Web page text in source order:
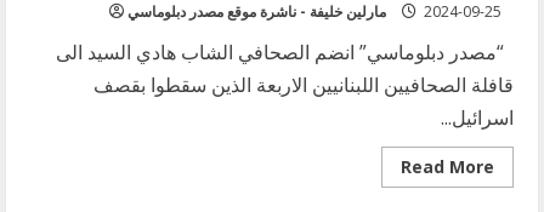
مارلين خليفة - ناشرة موقع مصدر دبلوماسي 2024-09-25
“مصدر دبلوماسي” انضم الصحافي الشاب هادي السيد الى
قافلة الصحافيين اللبنانيين الاربعة الذين سقطوا بقصف
اسرائيل...
Read More
Read
more